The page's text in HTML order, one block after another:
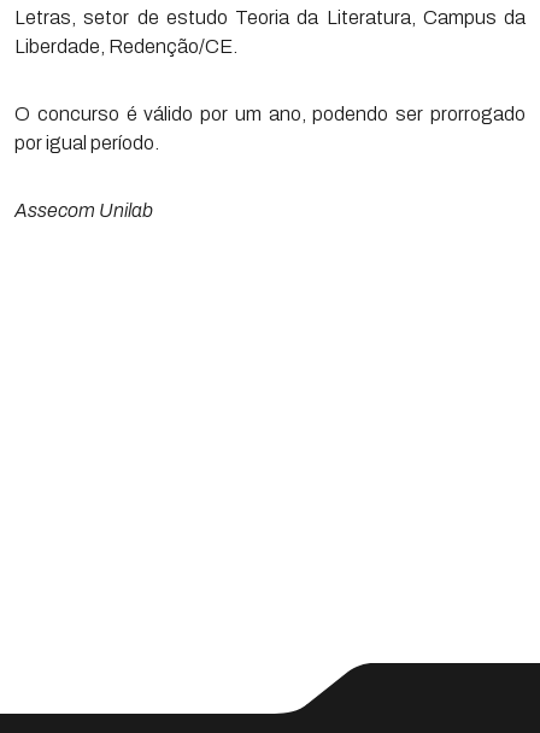
Letras, setor de estudo Teoria da Literatura, Campus da
Liberdade, Redenção/CE.
O concurso é válido por um ano, podendo ser prorrogado
por igual período.
Assecom Unilab